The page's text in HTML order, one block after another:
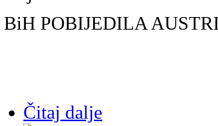
BiH POBIJEDILA
Čitaj dalje